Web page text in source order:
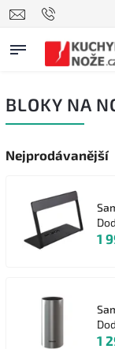
BLOKY NA
Nejprodávanější
1
1